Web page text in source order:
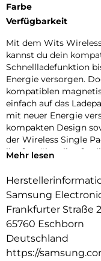
Farbe
Verfügbarkeit
Mit dem Wits
kannst du dein
Schnellladefunktion
Energie versorgen.
kompatiblen
einfach auf das
mit neuer Energie
kompakten Design
der Wireless Single
ihn fast überall
Mehr lesen
Samsung
Frankfurter Straße 2
65760 Eschborn
Deutschland
https://